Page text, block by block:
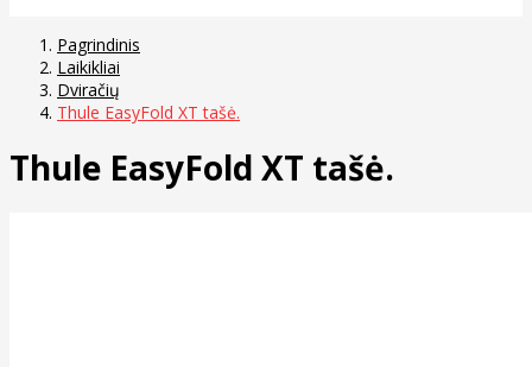
Pagrindinis
Laikikliai
Dviračių
Thule EasyFold XT tašė.
Thule EasyFold XT tašė.